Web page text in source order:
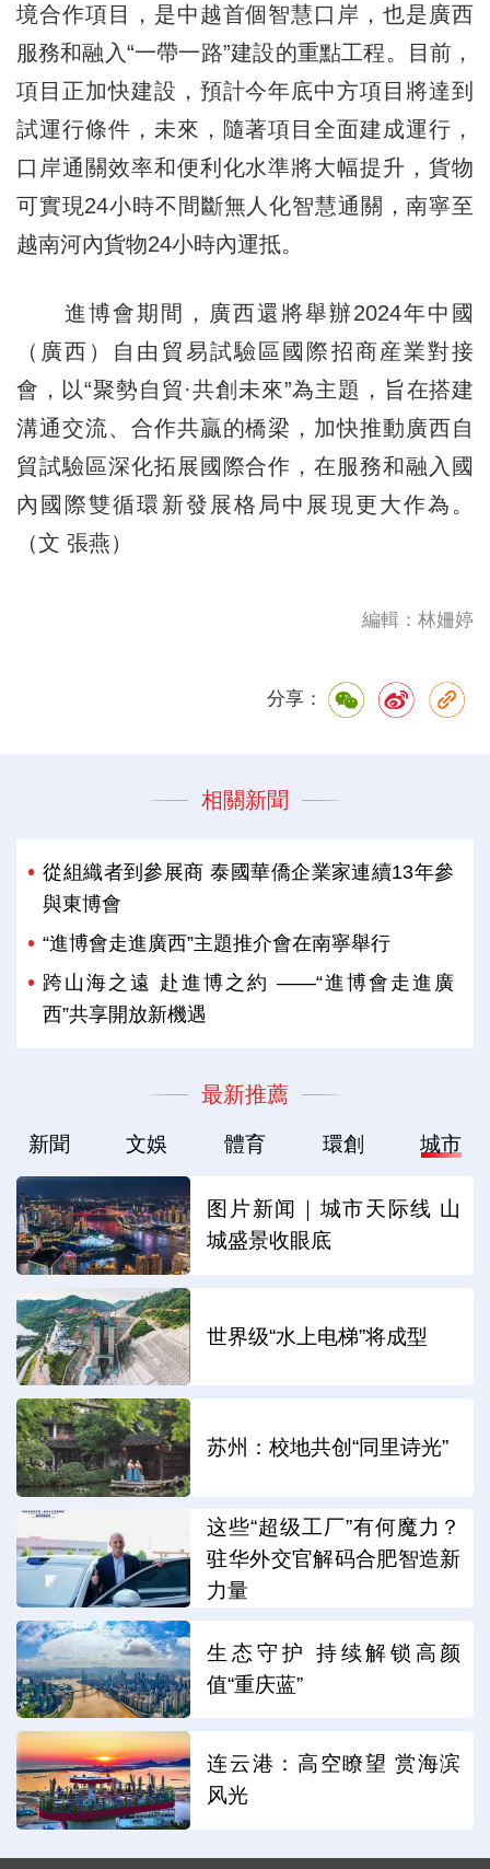
境合作項目，是中越首個智慧口岸，也是廣西
服務和融入“一帶一路”建設的重點工程。目前，
項目正加快建設，預計今年底中方項目將達到
試運行條件，未來，隨著項目全面建成運行，
口岸通關效率和便利化水準將大幅提升，貨物
可實現24小時不間斷無人化智慧通關，南寧至
越南河內貨物24小時內運抵。
進博會期間，廣西還將舉辦2024年中國
（廣西）自由貿易試驗區國際招商産業對接
會，以“聚勢自貿·共創未來”為主題，旨在搭建
溝通交流、合作共贏的橋梁，加快推動廣西自
貿試驗區深化拓展國際合作，在服務和融入國
內國際雙循環新發展格局中展現更大作為。
（文 張燕）
編輯：林姍婷
分享：
相關新聞
從組織者到參展商 泰國華僑企業家連續13年參
與東博會
“進博會走進廣西”主題推介會在南寧舉行
跨山海之遠 赴進博之約 ——“進博會走進廣
西”共享開放新機遇
最新推薦
新聞 文娛 體育 環創 城市
图片新闻｜城市天际线 山
城盛景收眼底
世界级“水上电梯”将成型
苏州：校地共创“同里诗光”
这些“超级工厂”有何魔力？
驻华外交官解码合肥智造新
力量
生态守护 持续解锁高颜
值“重庆蓝”
连云港：高空瞭望 赏海滨
风光